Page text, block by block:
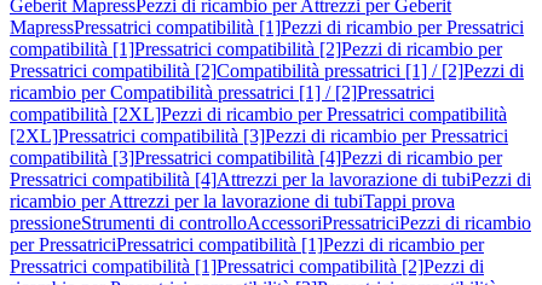
Geberit MapressPezzi di ricambio per Attrezzi per Geberit
MapressPressatrici compatibilità [1]Pezzi di ricambio per Pressatrici
compatibilità [1]Pressatrici compatibilità [2]Pezzi di ricambio per
Pressatrici compatibilità [2]Compatibilità pressatrici [1] / [2]Pezzi di
ricambio per Compatibilità pressatrici [1] / [2]Pressatrici
compatibilità [2XL]Pezzi di ricambio per Pressatrici compatibilità
[2XL]Pressatrici compatibilità [3]Pezzi di ricambio per Pressatrici
compatibilità [3]Pressatrici compatibilità [4]Pezzi di ricambio per
Pressatrici compatibilità [4]Attrezzi per la lavorazione di tubiPezzi di
ricambio per Attrezzi per la lavorazione di tubiTappi prova
pressioneStrumenti di controlloAccessoriPressatriciPezzi di ricambio
per PressatriciPressatrici compatibilità [1]Pezzi di ricambio per
Pressatrici compatibilità [1]Pressatrici compatibilità [2]Pezzi di